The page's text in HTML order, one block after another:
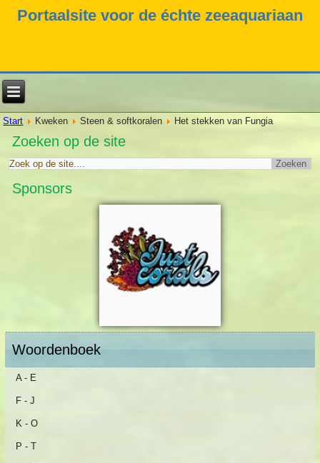
Portaalsite voor de échte zeeaquariaan
Start Kweken Steen & softkoralen Het stekken van Fungia
Zoeken op de site
Sponsors
Woordenboek
A - E
F - J
K - O
P - T